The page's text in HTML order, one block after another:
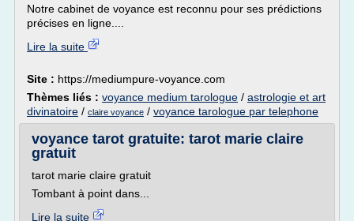
Notre cabinet de voyance est reconnu pour ses prédictions
précises en ligne....
Lire la suite
Site : https://mediumpure-voyance.com
Thèmes liés : voyance medium tarologue / astrologie et art
divinatoire / claire voyance / voyance tarologue par telephone
voyance tarot gratuite: tarot marie claire
gratuit
tarot marie claire gratuit
Tombant à point dans...
Lire la suite